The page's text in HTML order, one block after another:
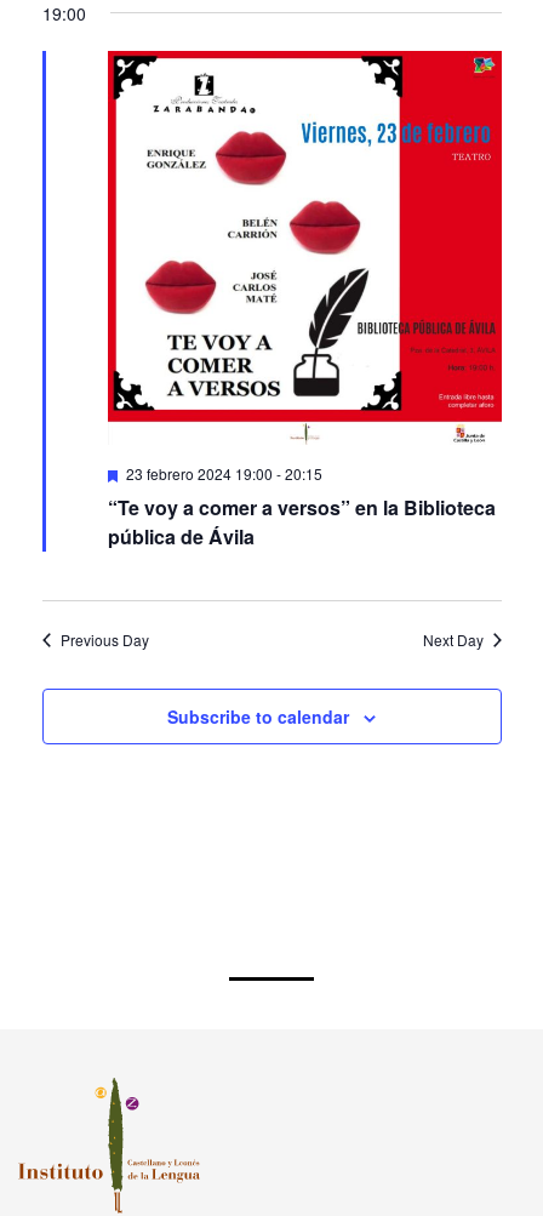
19:00
Featured
23 febrero 2024 19:00 -20:15
“Te voy a comer a versos” en la Biblioteca
pública de Ávila
Previous Day Next Day
Subscribe to calendar